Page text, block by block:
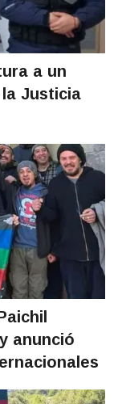
a un
Justicia
anunció